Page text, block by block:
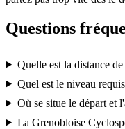
Questions
Quelle est la distance
Quel est le niveau
Où se situe le départ et
La Grenobloise